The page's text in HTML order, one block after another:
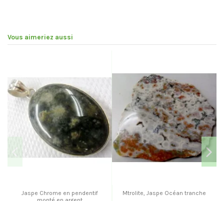
Vous aimeriez aussi
Jaspe Chrome en pendentif
Mtrolite, Jaspe Océan tranche